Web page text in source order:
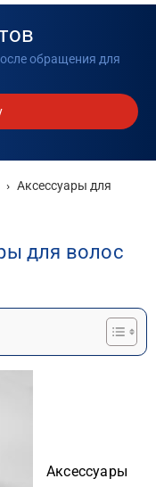
обращения для
› Аксессуары для
для волос
Аксессуары